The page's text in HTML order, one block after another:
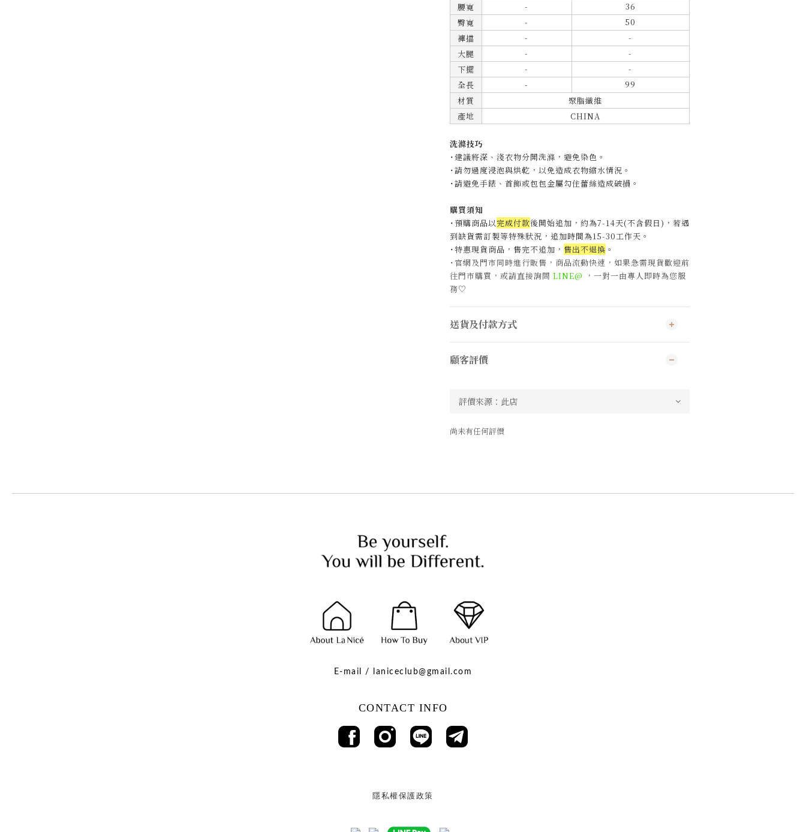
腰寬
-
36
臀寬
-
50
褲擋
-
-
大腿
-
-
下擺
-
-
全長
-
99
材質
聚脂纖維
產地
CHINA
洗滌技巧
˙建議將深、淺衣物分開洗滌，避免染色。
˙請勿過度浸泡與烘乾，以免造成衣物縮水情況。
˙請避免手錶、首飾或包包金屬勾住蕾絲造成破損。
購買須知
˙預購商品以完成付款後開始追加，約為7-14天(不含假日)， 若遇
到缺貨需訂製等特殊狀況，追加時間為15-30工作天 。
˙特惠現貨商品，售完不追加， 售出不退換 。
˙官網及門市同時進行販售，商品流動快速，如果急需現貨歡迎前
往門市購買，或請直接詢問 LINE@ ，一對一由專人即時為您服
務♡
送貨及付款方式
顧客評價
尚未有任何評價
E-mail / laniceclub@gmail.com
CONTACT INFO
隱私權保護政策